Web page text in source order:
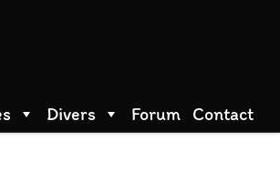
Divers Forum Contact